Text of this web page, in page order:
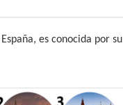
es conocida por su